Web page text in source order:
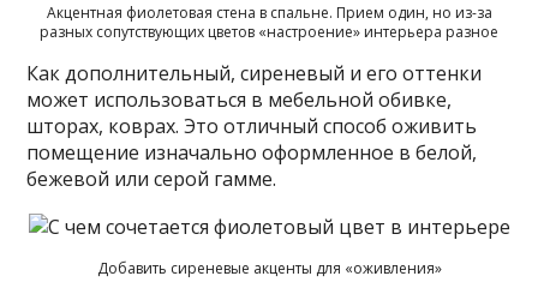
Акцентная фиолетовая стена в спальне. Прием один, но из-за
разных сопутствующих цветов «настроение» интерьера разное
Как дополнительный, сиреневый и его оттенки
может использоваться в мебельной обивке,
шторах, коврах. Это отличный способ оживить
помещение изначально оформленное в белой,
бежевой или серой гамме.
Добавить сиреневые акценты для «оживления»